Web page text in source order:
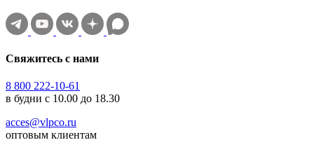
Свяжитесь с нами
8 800 222-10-61
в будни с 10.00 до 18.30
acces@vlpco.ru
оптовым клиентам